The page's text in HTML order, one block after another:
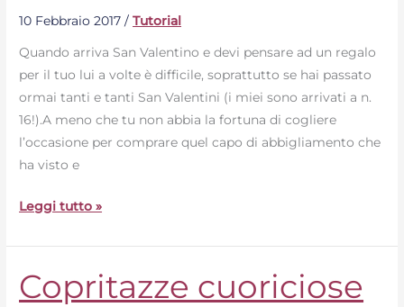
10 Febbraio 2017/Tutorial
Quando arriva San Valentino e devi pensare ad un regalo
per il tuo lui a volte è difficile, soprattutto se hai passato
ormai tanti e tanti San Valentini (i miei sono arrivati a n.
16!).A meno che tu non abbia la fortuna di cogliere
l’occasione per comprare quel capo di abbigliamento che
ha visto e
per
Valentino
Leggi tutto »
Copritazze cuoriciose
Copritazze
cuoriciose